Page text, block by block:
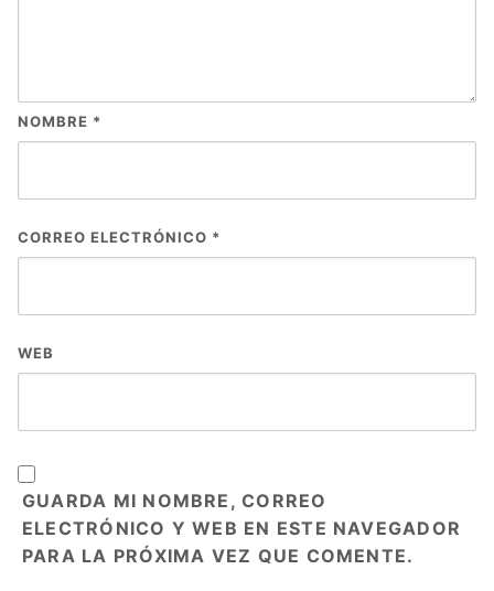
NOMBRE *
CORREO ELECTRÓNICO *
WEB
GUARDA MI NOMBRE, CORREO
ELECTRÓNICO Y WEB EN ESTE NAVEGADOR
PARA LA PRÓXIMA VEZ QUE COMENTE.